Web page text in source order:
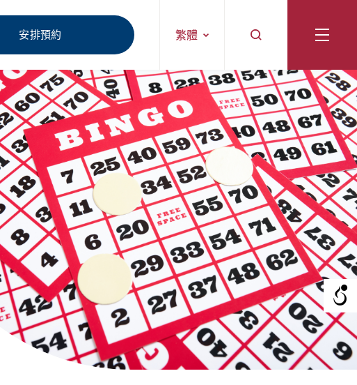
安排預約 繁體